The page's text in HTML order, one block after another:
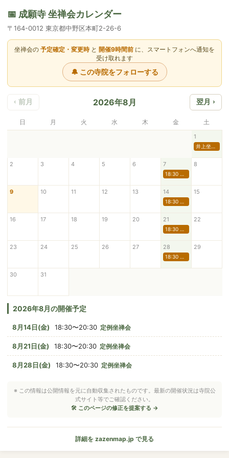
📅 成願寺 坐禅会カレンダー
〒164-0012 東京都中野区本町2-26-6
坐禅会の 予定確定・変更時と 開催9時間前 に、スマートフォンへ通知を
受け取れます
🔔 この寺院をフォローする
‹ 前月 2026年8月 翌月 ›
日 月 火 水 木 金 土
1
井上坐禅会
2 3 4 5 6 7
18:30 定例坐禅会
8
9 10 11 12 13 14
18:30 定例坐禅会
15
16 17 18 19 20 21
18:30 定例坐禅会
22
23 24 25 26 27 28
18:30 定例坐禅会
29
30 31
2026年8月の開催予定
8月14日(金) 18:30〜20:30 定例坐禅会
8月21日(金) 18:30〜20:30 定例坐禅会
8月28日(金) 18:30〜20:30 定例坐禅会
※ この情報は公開情報を元に自動収集されたものです。最新の開催状況は寺院公
式サイト等でご確認ください。
🛠 このページの修正を提案する →
詳細を zazenmap.jp で見る